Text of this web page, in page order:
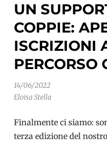
UN
COPPIE:
ISCRIZIONI
PERCORSO
14/06/2022
Eloisa Stella
Finalmente ci siamo:
terza edizione del